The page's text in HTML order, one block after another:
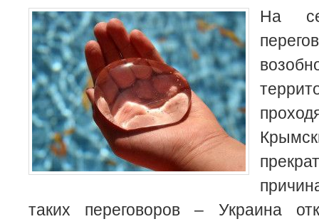
На
таких переговоров – Украина